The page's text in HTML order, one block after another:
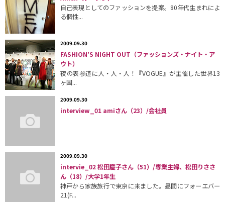
自己表現としてのファッションを提案。80年代生まれによ
る個性...
2009.09.30
FASHION'S NIGHT OUT（ファッションズ・ナイト・ア
ウト）
夜の表参道に人・人・人！『VOGUE』が主催した世界13
ヶ国...
2009.09.30
interview_01 amiさん（23）/会社員
2009.09.30
intervie_02 松田慶子さん（51）/専業主婦、松田りささ
ん（18）/大学1年生
神戸から家族旅行で東京に来ました。昼間にフォーエバー
21(F...